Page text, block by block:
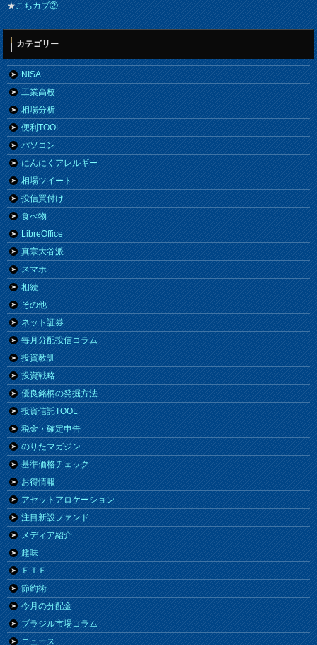
★こちカブ②
カテゴリー
NISA
工業高校
相場分析
便利TOOL
パソコン
にんにくアレルギー
相場ツイート
投信買付け
食べ物
LibreOffice
真宗大谷派
スマホ
相続
その他
ネット証券
毎月分配投信コラム
投資教訓
投資戦略
優良銘柄の発掘方法
投資信託TOOL
税金・確定申告
のりたマガジン
基準価格チェック
お得情報
アセットアロケーション
注目新設ファンド
メディア紹介
趣味
ＥＴＦ
節約術
今月の分配金
ブラジル市場コラム
ニュース